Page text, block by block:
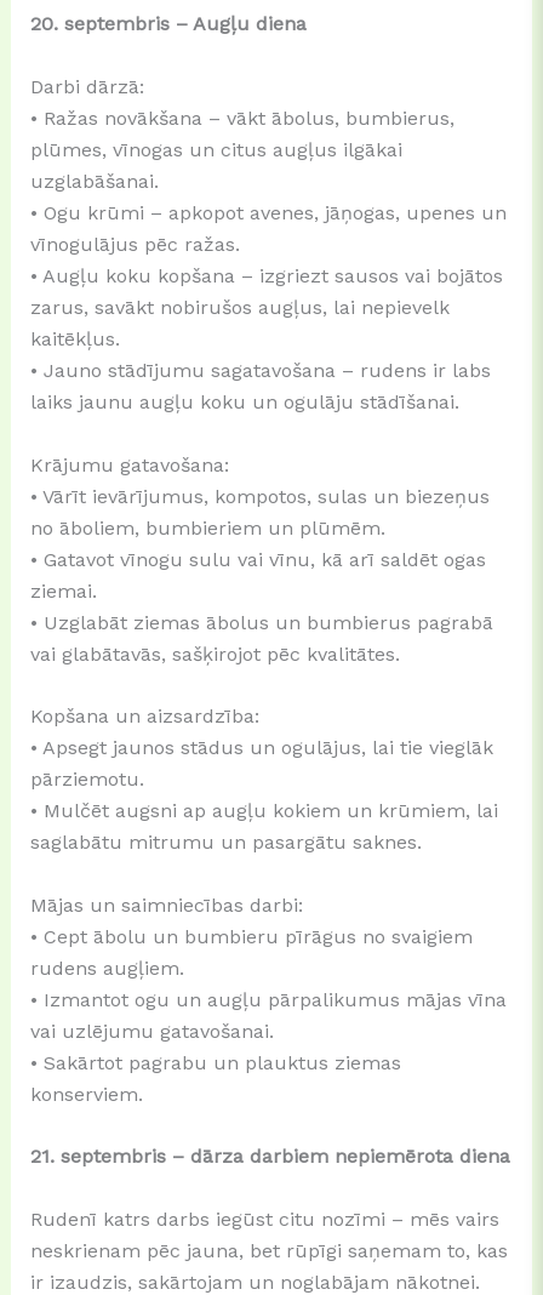
20. septembris – Augļu diena
Darbi dārzā:
• Ražas novākšana – vākt ābolus, bumbierus,
plūmes, vīnogas un citus augļus ilgākai
uzglabāšanai.
• Ogu krūmi – apkopot avenes, jāņogas, upenes un
vīnogulājus pēc ražas.
• Augļu koku kopšana – izgriezt sausos vai bojātos
zarus, savākt nobirušos augļus, lai nepievelk
kaitēkļus.
• Jauno stādījumu sagatavošana – rudens ir labs
laiks jaunu augļu koku un ogulāju stādīšanai.
Krājumu gatavošana:
• Vārīt ievārījumus, kompotos, sulas un biezeņus
no āboliem, bumbieriem un plūmēm.
• Gatavot vīnogu sulu vai vīnu, kā arī saldēt ogas
ziemai.
• Uzglabāt ziemas ābolus un bumbierus pagrabā
vai glabātavās, sašķirojot pēc kvalitātes.
Kopšana un aizsardzība:
• Apsegt jaunos stādus un ogulājus, lai tie vieglāk
pārziemotu.
• Mulčēt augsni ap augļu kokiem un krūmiem, lai
saglabātu mitrumu un pasargātu saknes.
Mājas un saimniecības darbi:
• Cept ābolu un bumbieru pīrāgus no svaigiem
rudens augļiem.
• Izmantot ogu un augļu pārpalikumus mājas vīna
vai uzlējumu gatavošanai.
• Sakārtot pagrabu un plauktus ziemas
konserviem.
21. septembris – dārza darbiem nepiemērota diena
Rudenī katrs darbs iegūst citu nozīmi – mēs vairs
neskrienam pēc jauna, bet rūpīgi saņemam to, kas
ir izaudzis, sakārtojam un noglabājam nākotnei.